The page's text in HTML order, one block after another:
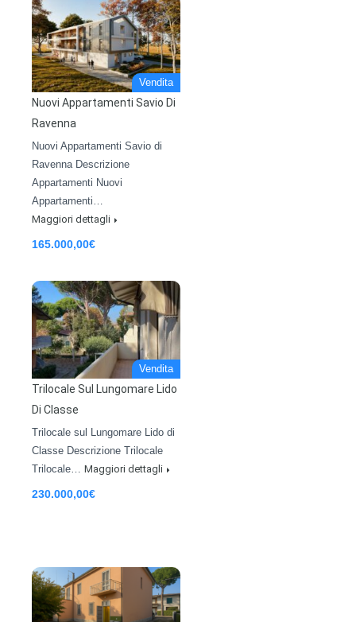
Vendita
Nuovi Appartamenti Savio Di
Ravenna
Nuovi Appartamenti Savio di
Ravenna Descrizione
Appartamenti Nuovi
Appartamenti…
Maggiori dettagli
165.000,00€
Vendita
Trilocale Sul Lungomare Lido
Di Classe
Trilocale sul Lungomare Lido di
Classe Descrizione Trilocale
Trilocale… Maggiori dettagli
230.000,00€